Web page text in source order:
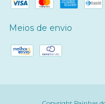
Meios de envio